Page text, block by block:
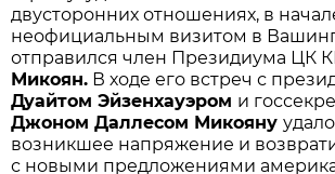
двусторонних отношениях, в
неофициальным визитом в
отправился член Президиума ЦК
Микоян. В ходе его встреч с
Дуайтом Эйзенхауэром и
Джоном Даллесом Микояну
возникшее напряжение и
с новыми предложениями